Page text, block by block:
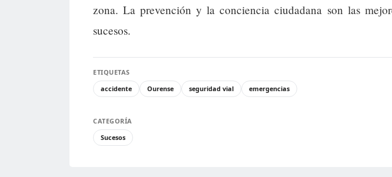
zona. La prevención y la conciencia ciudadana son las
sucesos.
ETIQUETAS
accidente
Ourense seguridad vial emergencias
CATEGORÍA
Sucesos